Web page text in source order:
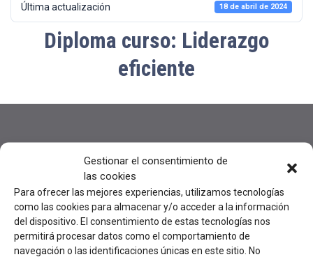
Gestionar el consentimiento de
las cookies
Para ofrecer las mejores experiencias, utilizamos tecnologías
como las cookies para almacenar y/o acceder a la información
del dispositivo. El consentimiento de estas tecnologías nos
permitirá procesar datos como el comportamiento de
navegación o las identificaciones únicas en este sitio. No
Última actualización 18 de abril de 2024
Diploma curso: Liderazgo
eficiente
Sedecentral
Avda. de la Industria 23
03440, Ibi, Alicante, España
Tel: +34 96 555 44 75 - Ext. 206